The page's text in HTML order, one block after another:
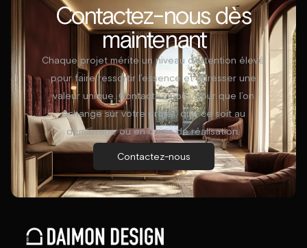
Contactez-nous dès
maintenant
Chaque projet mérite un niveau d’attention élevé
pour faire ressortir l’essence et adresser une
valeur unique. Contactez-nous pour que l’on
échange sur votre projet, que ce soit au
démarrage ou en cours de réalisation.
Contactez-nous